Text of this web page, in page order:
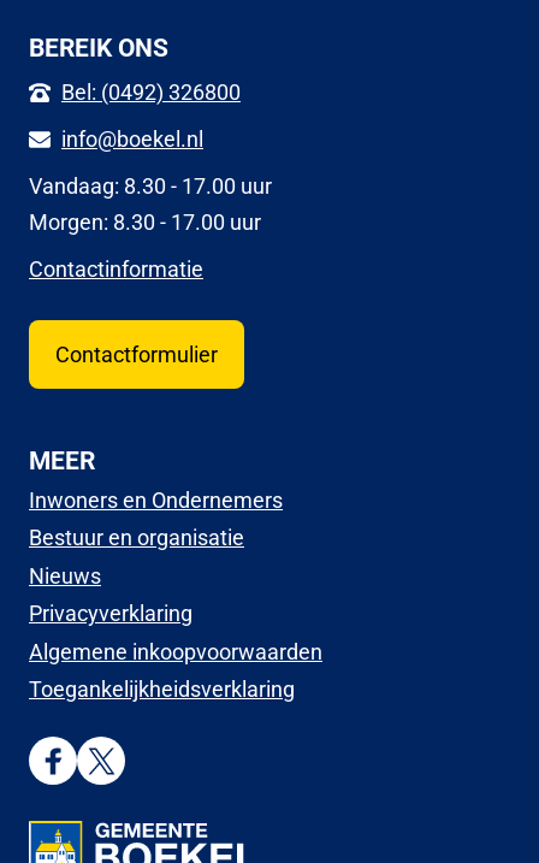
BEREIK ONS
Bel: (0492) 326800
info@boekel.nl
Vandaag: 8.30 - 17.00 uur
Morgen: 8.30 - 17.00 uur
Contactinformatie
Contactformulier
MEER
Inwoners en Ondernemers
Bestuur en organisatie
Nieuws
Privacyverklaring
Algemene inkoopvoorwaarden
Toegankelijkheidsverklaring